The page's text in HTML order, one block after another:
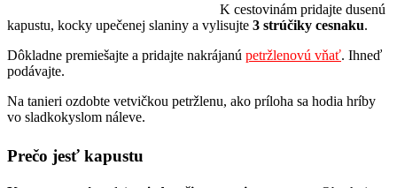
K cestovinám pridajte dusenú
kapustu, kocky upečenej slaniny a vylisujte 3 strúčiky cesnaku.
Dôkladne premiešajte a pridajte nakrájanú petržlenovú vňať. Ihneď
podávajte.
Na tanieri ozdobte vetvičkou petržlenu, ako príloha sa hodia hríby
vo sladkokyslom náleve.
Prečo jesť kapustu